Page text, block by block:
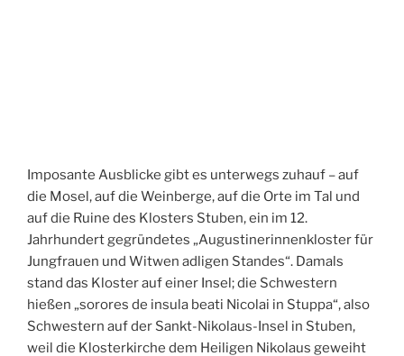
Imposante Ausblicke gibt es unterwegs zuhauf – auf
die Mosel, auf die Weinberge, auf die Orte im Tal und
auf die Ruine des Klosters Stuben, ein im 12.
Jahrhundert gegründetes „Augustinerinnenkloster für
Jungfrauen und Witwen adligen Standes“. Damals
stand das Kloster auf einer Insel; die Schwestern
hießen „sorores de insula beati Nicolai in Stuppa“, also
Schwestern auf der Sankt-Nikolaus-Insel in Stuben,
weil die Klosterkirche dem Heiligen Nikolaus geweiht